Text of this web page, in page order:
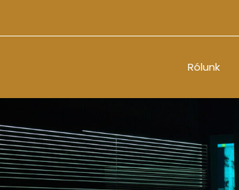
Rólunk